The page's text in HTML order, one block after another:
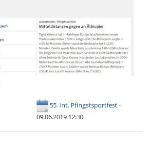
55. Int. Pfingstsportfest-
09.06.2019 12:30